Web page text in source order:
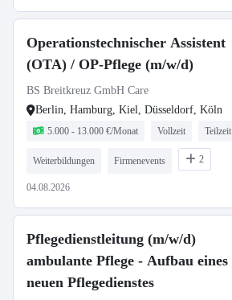
Operationstechnischer Assistent
(OTA) / OP-Pflege (m/w/d)
BS Breitkreuz GmbH Care
Berlin, Hamburg, Kiel, Düsseldorf, Köln
5.000 - 13.000 €/Monat Vollzeit Teilzeit
Weiterbildungen Firmenevents 2
04.08.2026
Pflegedienstleitung (m/w/d)
ambulante Pflege - Aufbau eines
neuen Pflegedienstes